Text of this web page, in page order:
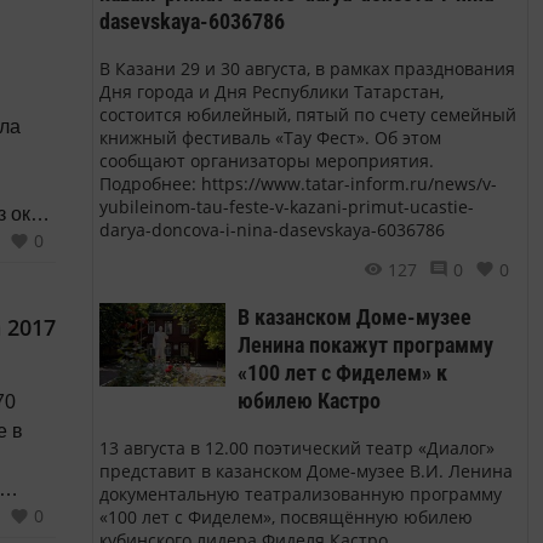
окон
мы
0
в
0
dasevskaya-6036786
В Казани 29 и 30 августа, в рамках празднования
Дня города и Дня Республики Татарстан,
состоится юбилейный, пятый по счету семейный
книжный фестиваль «Тау Фест». Об этом
сообщают организаторы мероприятия.
Подробнее: https://www.tatar-inform.ru/news/v-
yubileinom-tau-feste-v-kazani-primut-ucastie-
darya-doncova-i-nina-dasevskaya-6036786
127
0 0
В казанском Доме-музее
Ленина покажут программу
«100 лет с Фиделем» к
юбилею Кастро
13 августа в 12.00 поэтический театр «Диалог»
представит в казанском Доме-музее В.И. Ленина
документальную театрализованную программу
«100 лет с Фиделем», посвящённую юбилею